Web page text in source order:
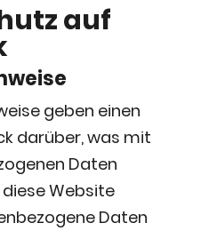
auf
geben einen
darüber, was mit
Daten
Website
Daten